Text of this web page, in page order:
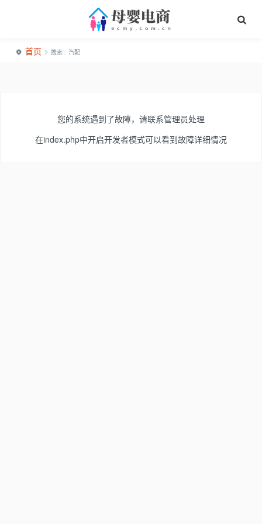
首页 > 搜索：汽配
您的系统遇到了故障，请联系管理员处理
在index.php中开启开发者模式可以看到故障详细情况